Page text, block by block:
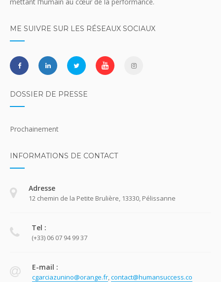
ME SUIVRE SUR LES RÉSEAUX SOCIAUX
DOSSIER DE PRESSE
Prochainement
INFORMATIONS DE CONTACT
Adresse
12 chemin de la Petite Brulière, 13330, Pélissanne
Tel :
(+33) 06 07 94 99 37
E-mail :
cgarciazunino@orange.fr,contact@humansuccess.co